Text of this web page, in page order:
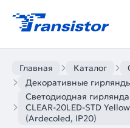
Главная Каталог
Декоративные
Светодиодная
CLEAR-20LED-STD
(Ardecoled, IP20)